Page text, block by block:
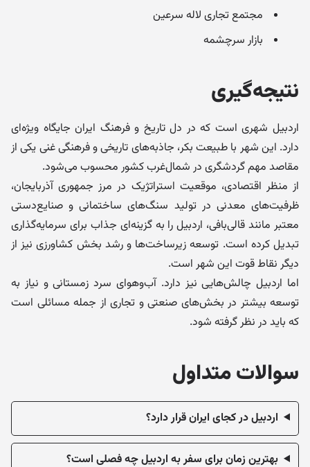
مجتمع تجاری لاله سرعین
بازار سرچشمه
نتیجه‌گیری
اردبیل شهری است که در دل تاریخ و فرهنگ ایران جایگاه ویژه‌ای
دارد. این شهر با طبیعت بکر، جاذبه‌های تاریخی و فرهنگی غنی یکی از
مقاصد مهم گردشگری در شمال‌غرب کشور محسوب می‌شود.
از منظر اقتصادی، موقعیت استراتژیک در مرز جمهوری آذربایجان،
ظرفیت‌های معدنی در تولید سنگ‌های ساختمانی و صنایع‌دستی
معتبر مانند قالی‌بافی، اردبیل را به گزینه‌ای جذاب برای سرمایه‌گذاری
تبدیل کرده است. توسعه زیرساخت‌ها و رشد بخش کشاورزی نیز از
دیگر نقاط قوت این شهر است.
اما اردبیل چالش‌هایی نیز دارد. آب‌وهوای سرد زمستانی و نیاز به
توسعه بیشتر در بخش‌های صنعتی و تجاری از جمله مسائلی است
که باید در نظر گرفته شود.
سوالات متداول
اردبیل در کجای ایران قرار دارد؟
بهترین زمان برای سفر به اردبیل چه فصلی است؟